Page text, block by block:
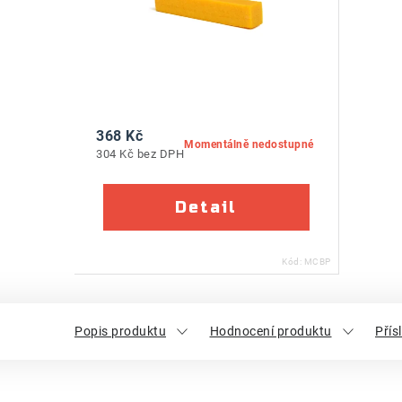
Momentálně nedostupné
304 Kč bez DPH
368 Kč
Kód: MCBP
Popis produktu Hodnocení produktu